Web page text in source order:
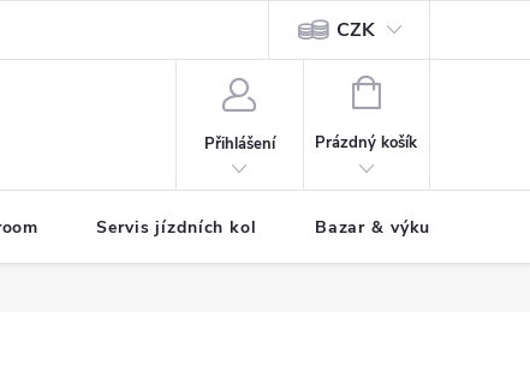
CZK
Přihlášení
NÁKUPNÍ
Prázdný košík
Servis jízdních kol Bazar & výkup jízdních